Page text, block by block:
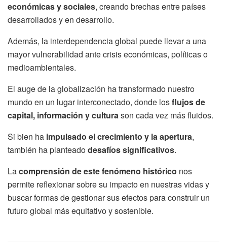
económicas y sociales, creando brechas entre países
desarrollados y en desarrollo.
Además, la interdependencia global puede llevar a una
mayor vulnerabilidad ante crisis económicas, políticas o
medioambientales.
El auge de la globalización ha transformado nuestro
mundo en un lugar interconectado, donde losflujos de
capital, información y culturason cada vez más fluidos.
Si bien ha impulsado el crecimiento y la apertura,
también ha planteadodesafíos significativos.
Lacomprensión de este fenómeno histórico nos
permite reflexionar sobre su impacto en nuestras vidas y
buscar formas de gestionar sus efectos para construir un
futuro global más equitativo y sostenible.